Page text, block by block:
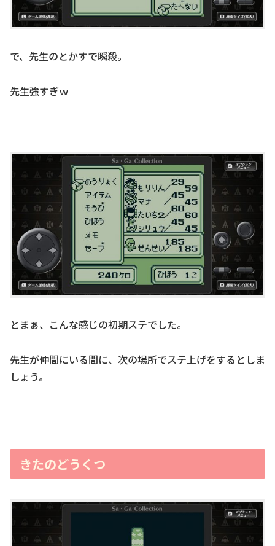
で、先生のとかすで瞬殺。
先生強すぎｗ
とまぁ、こんな感じの初期ステでした。
先生が仲間にいる間に、次の場所でステ上げをするとしま
しょう。
きたのどうくつ